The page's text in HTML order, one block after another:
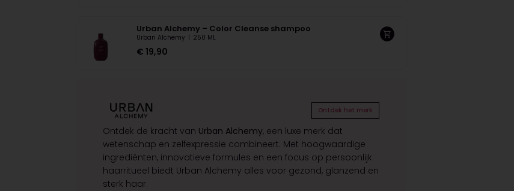
Urban Alchemy – Color Cleanse shampoo
Urban Alchemy 250 ML
€ 19,90
Ontdek het merk
Ontdek de kracht van Urban Alchemy, een luxe merk dat
wetenschap en zelfexpressie combineert. Met hoogwaardige
ingrediënten, innovatieve formules en een focus op persoonlijk
haarritueel biedt Urban Alchemy alles voor gezond, glanzend en
sterk haar.